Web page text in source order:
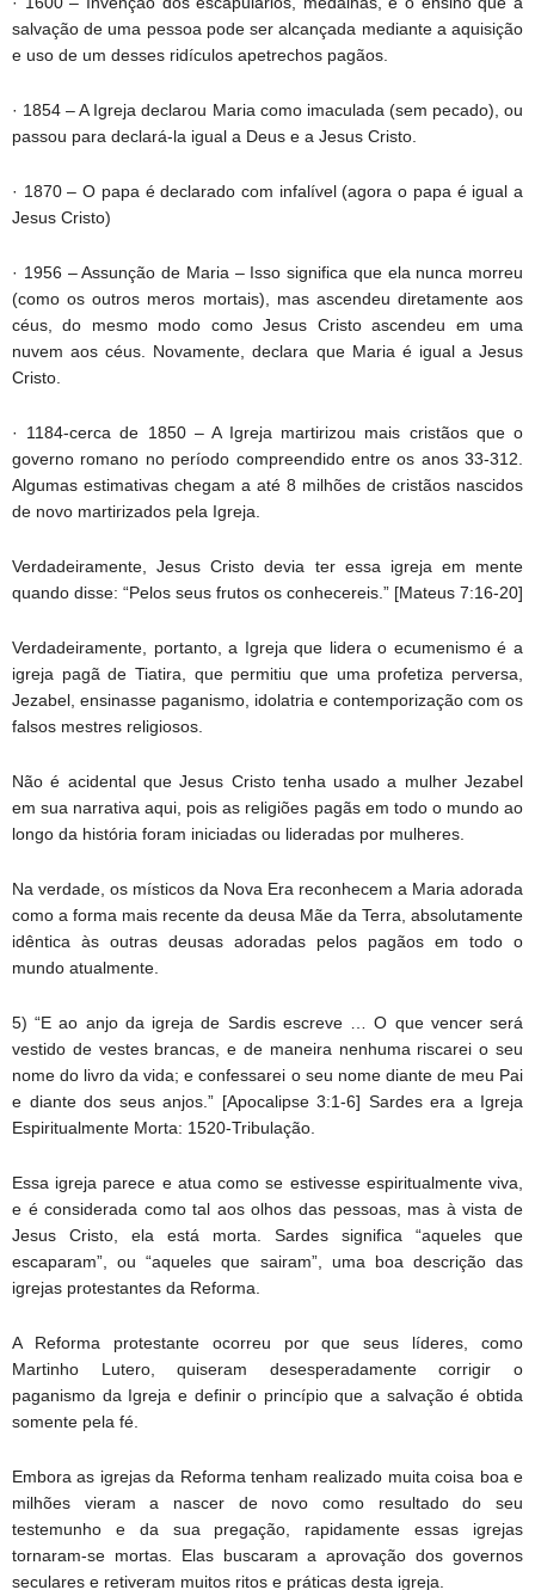
salvação de uma pessoa pode ser alcançada mediante a aquisição
e uso de um desses ridículos apetrechos pagãos.
· 1854 – A Igreja declarou Maria como imaculada (sem pecado), ou
passou para declará-la igual a Deus e a Jesus Cristo.
· 1870 – O papa é declarado com infalível (agora o papa é igual a
Jesus Cristo)
· 1956 – Assunção de Maria – Isso significa que ela nunca morreu
(como os outros meros mortais), mas ascendeu diretamente aos
céus, do mesmo modo como Jesus Cristo ascendeu em uma
nuvem aos céus. Novamente, declara que Maria é igual a Jesus
Cristo.
· 1184-cerca de 1850 – A Igreja martirizou mais cristãos que o
governo romano no período compreendido entre os anos 33-312.
Algumas estimativas chegam a até 8 milhões de cristãos nascidos
de novo martirizados pela Igreja.
Verdadeiramente, Jesus Cristo devia ter essa igreja em mente
quando disse: “Pelos seus frutos os conhecereis.” [Mateus 7:16-20]
Verdadeiramente, portanto, a Igreja que lidera o ecumenismo é a
igreja pagã de Tiatira, que permitiu que uma profetiza perversa,
Jezabel, ensinasse paganismo, idolatria e contemporização com os
falsos mestres religiosos.
Não é acidental que Jesus Cristo tenha usado a mulher Jezabel
em sua narrativa aqui, pois as religiões pagãs em todo o mundo ao
longo da história foram iniciadas ou lideradas por mulheres.
Na verdade, os místicos da Nova Era reconhecem a Maria adorada
como a forma mais recente da deusa Mãe da Terra, absolutamente
idêntica às outras deusas adoradas pelos pagãos em todo o
mundo atualmente.
5) “E ao anjo da igreja de Sardis escreve … O que vencer será
vestido de vestes brancas, e de maneira nenhuma riscarei o seu
nome do livro da vida; e confessarei o seu nome diante de meu Pai
e diante dos seus anjos.” [Apocalipse 3:1-6] Sardes era a Igreja
Espiritualmente Morta: 1520-Tribulação.
Essa igreja parece e atua como se estivesse espiritualmente viva,
e é considerada como tal aos olhos das pessoas, mas à vista de
Jesus Cristo, ela está morta. Sardes significa “aqueles que
escaparam”, ou “aqueles que sairam”, uma boa descrição das
igrejas protestantes da Reforma.
A Reforma protestante ocorreu por que seus líderes, como
Martinho Lutero, quiseram desesperadamente corrigir o
paganismo da Igreja e definir o princípio que a salvação é obtida
somente pela fé.
Embora as igrejas da Reforma tenham realizado muita coisa boa e
milhões vieram a nascer de novo como resultado do seu
testemunho e da sua pregação, rapidamente essas igrejas
tornaram-se mortas. Elas buscaram a aprovação dos governos
seculares e retiveram muitos ritos e práticas desta igreja.